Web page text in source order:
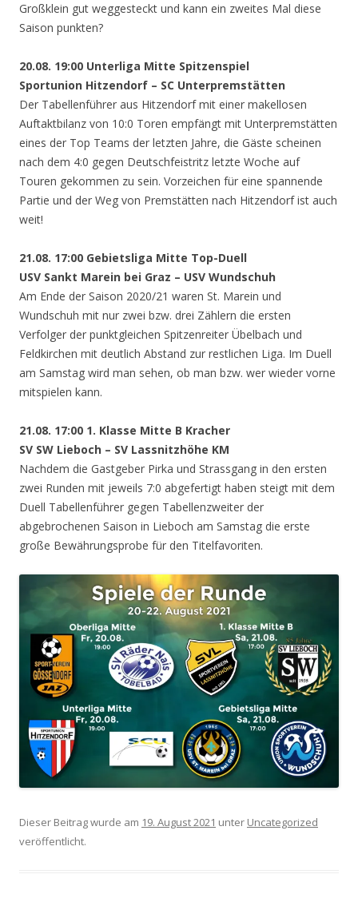
Großklein gut weggesteckt und kann ein zweites Mal diese
Saison punkten?
20.08. 19:00 Unterliga Mitte Spitzenspiel
Sportunion Hitzendorf – SC Unterpremstätten
Der Tabellenführer aus Hitzendorf mit einer makellosen
Auftaktbilanz von 10:0 Toren empfängt mit Unterpremstätten
eines der Top Teams der letzten Jahre, die Gäste scheinen
nach dem 4:0 gegen Deutschfeistritz letzte Woche auf
Touren gekommen zu sein. Vorzeichen für eine spannende
Partie und der Weg von Premstätten nach Hitzendorf ist auch
weit!
21.08. 17:00 Gebietsliga Mitte Top-Duell
USV Sankt Marein bei Graz – USV Wundschuh
Am Ende der Saison 2020/21 waren St. Marein und
Wundschuh mit nur zwei bzw. drei Zählern die ersten
Verfolger der punktgleichen Spitzenreiter Übelbach und
Feldkirchen mit deutlich Abstand zur restlichen Liga. Im Duell
am Samstag wird man sehen, ob man bzw. wer wieder vorne
mitspielen kann.
21.08. 17:00 1. Klasse Mitte B Kracher
SV SW Lieboch – SV Lassnitzhöhe KM
Nachdem die Gastgeber Pirka und Strassgang in den ersten
zwei Runden mit jeweils 7:0 abgefertigt haben steigt mit dem
Duell Tabellenführer gegen Tabellenzweiter der
abgebrochenen Saison in Lieboch am Samstag die erste
große Bewährungsprobe für den Titelfavoriten.
Dieser Beitrag wurde am 19. August 2021 unter Uncategorized
veröffentlicht.